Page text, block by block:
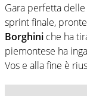
Gara perfetta
sprint finale,
Borghini che ha
piemontese ha
Vos e alla fine è